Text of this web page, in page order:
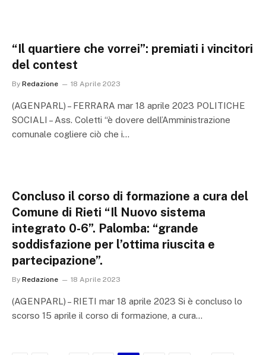
“Il quartiere che vorrei”: premiati i vincitori
del contest
By Redazione 18 Aprile 2023
(AGENPARL) – FERRARA mar 18 aprile 2023 POLITICHE
SOCIALI – Ass. Coletti “è dovere dell’Amministrazione
comunale cogliere ciò che i…
Concluso il corso di formazione a cura del
Comune di Rieti “Il Nuovo sistema
integrato 0-6”. Palomba: “grande
soddisfazione per l’ottima riuscita e
partecipazione”.
By Redazione 18 Aprile 2023
(AGENPARL) – RIETI mar 18 aprile 2023 Si è concluso lo
scorso 15 aprile il corso di formazione, a cura…